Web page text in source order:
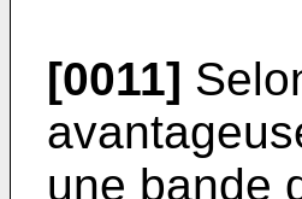
[0011]
une bande